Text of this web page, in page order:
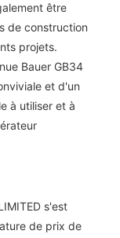
être
de construction
projets.
Bauer GB34
et d'un
à utiliser et à
s'est
de prix de